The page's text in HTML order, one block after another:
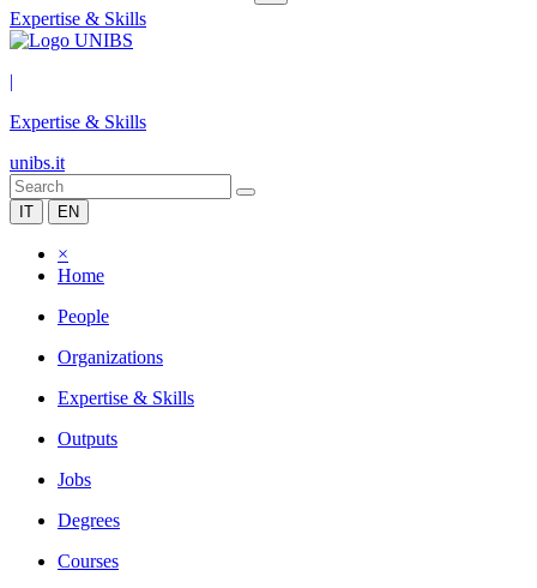
Expertise & Skills
|
Expertise & Skills
unibs.it
IT EN
×
Home
People
Organizations
Expertise & Skills
Outputs
Jobs
Degrees
Courses